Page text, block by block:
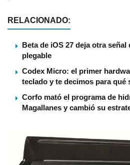
RELACIONADO:
Beta de iOS 27 deja otra
plegable
Codex Micro: el primer
teclado y te decimos para qué
Corfo mató el programa de
Magallanes y cambió su